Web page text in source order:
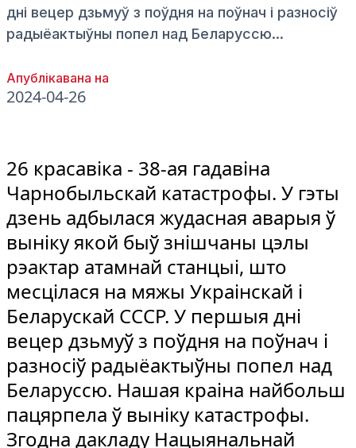
дні вецер дзьмуў з поўдня на поўнач і разносіў
радыёактыўны попел над Беларуссю...
Апублікавана на
2024-04-26
26 красавіка - 38-ая гадавіна
Чарнобыльскай катастрофы. У гэты
дзень адбылася жудасная аварыя ў
выніку якой быў знішчаны цэлы
рэактар атамнай станцыі, што
месцілася на мяжы Украінскай і
Беларускай СССР. У першыя дні
вецер дзьмуў з поўдня на поўнач і
разносіў радыёактыўны попел над
Беларуссю. Нашая краіна найбольш
пацярпела ў выніку катастрофы.
Згодна дакладу Нацыянальнай